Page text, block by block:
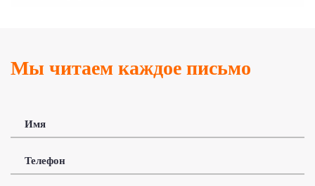
Мы читаем каждое письмо
Имя
Телефон